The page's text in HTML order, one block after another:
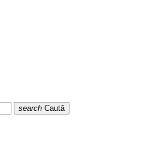
search Caută